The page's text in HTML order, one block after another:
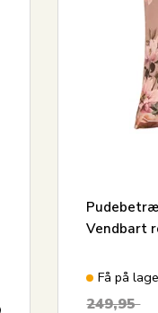
Vendbart
Få på
249,95